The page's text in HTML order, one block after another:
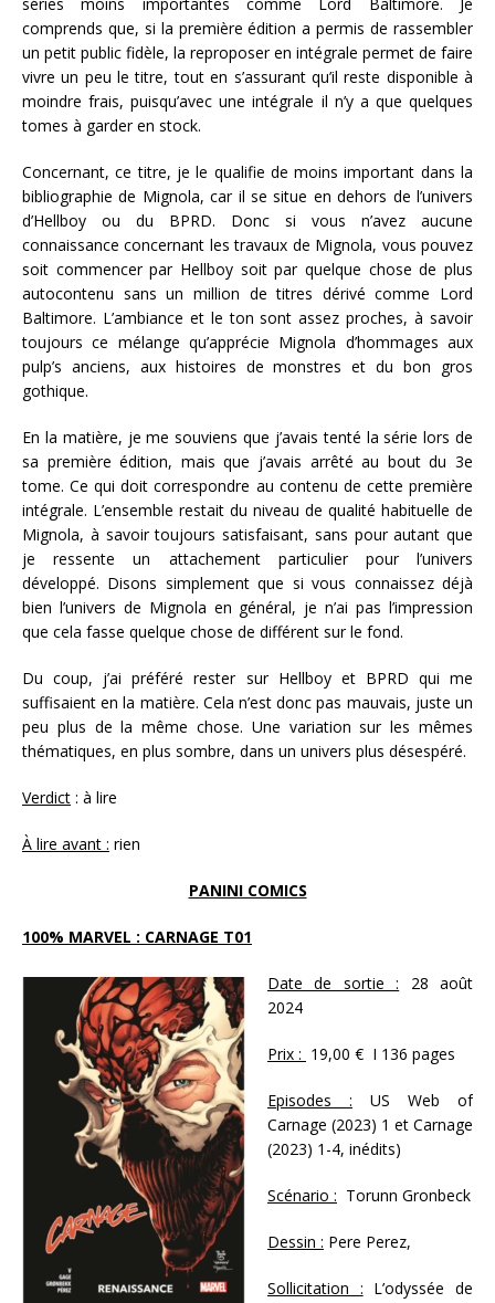
comprends que, si la première édition a permis de rassembler
un petit public fidèle, la reproposer en intégrale permet de faire
vivre un peu le titre, tout en s’assurant qu’il reste disponible à
moindre frais, puisqu’avec une intégrale il n’y a que quelques
tomes à garder en stock.
Concernant, ce titre, je le qualifie de moins important dans la
bibliographie de Mignola, car il se situe en dehors de l’univers
d’Hellboy ou du BPRD. Donc si vous n’avez aucune
connaissance concernant les travaux de Mignola, vous pouvez
soit commencer par Hellboy soit par quelque chose de plus
autocontenu sans un million de titres dérivé comme Lord
Baltimore. L’ambiance et le ton sont assez proches, à savoir
toujours ce mélange qu’apprécie Mignola d’hommages aux
pulp’s anciens, aux histoires de monstres et du bon gros
gothique.
En la matière, je me souviens que j’avais tenté la série lors de
sa première édition, mais que j’avais arrêté au bout du 3e
tome. Ce qui doit correspondre au contenu de cette première
intégrale. L’ensemble restait du niveau de qualité habituelle de
Mignola, à savoir toujours satisfaisant, sans pour autant que
je ressente un attachement particulier pour l’univers
développé. Disons simplement que si vous connaissez déjà
bien l’univers de Mignola en général, je n’ai pas l’impression
que cela fasse quelque chose de différent sur le fond.
Du coup, j’ai préféré rester sur Hellboy et BPRD qui me
suffisaient en la matière. Cela n’est donc pas mauvais, juste un
peu plus de la même chose. Une variation sur les mêmes
thématiques, en plus sombre, dans un univers plus désespéré.
Verdict : à lire
À lire avant : rien
PANINI COMICS
100% MARVEL : CARNAGE T01
Date de sortie : 28 août
2024
Prix : 19,00 € I 136 pages
Episodes : US Web of
Carnage (2023) 1 et Carnage
(2023) 1-4, inédits)
Scénario : Torunn Gronbeck
Dessin : Pere Perez,
Sollicitation : L’odyssée de